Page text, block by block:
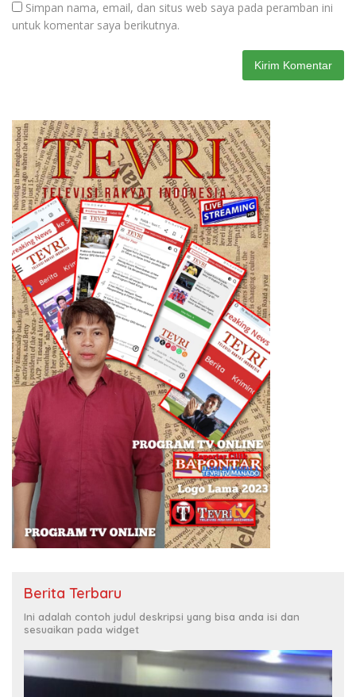
Simpan nama, email, dan situs web saya pada peramban ini
untuk komentar saya berikutnya.
Berita Terbaru
Ini adalah contoh judul deskripsi yang bisa anda isi dan
sesuaikan pada widget